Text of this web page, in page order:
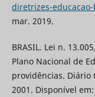
diretrizes-
mar. 2019.
BRASIL. Lei n.
Plano Nacional de
providências. Diário
2001. Disponível